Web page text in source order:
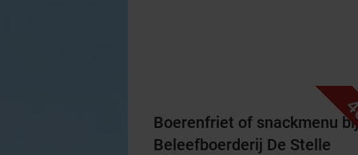
Boerenfriet of snackmenu bij
Beleefboerderij De Stelle